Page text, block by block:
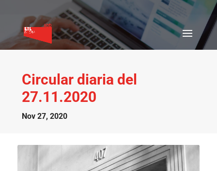
Circular diaria del
27.11.2020
Nov 27, 2020